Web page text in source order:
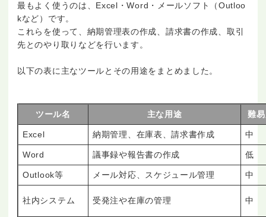
最もよく使うのは、Excel・Word・メールソフト（Outloo
kなど）です。
これらを使って、納期管理表の作成、請求書の作成、取引
先とのやり取りなどを行います。
以下の表に主なツールとその用途をまとめました。
ツール名 主な用途 難
Excel 納期管理、在庫表、請求書作成 中
Word 議事録や報告書の作成 低
Outlook等 メール対応、スケジュール管理 中
社内システム 受発注や在庫の管理 中